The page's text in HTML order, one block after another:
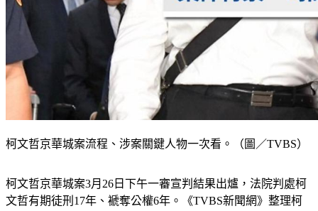
文哲有期徒刑17年、褫奪公權6年。《TVBS新聞網》整理柯
文哲京華城案懶人包，包含840%容積率爭議、柯文哲遭起訴